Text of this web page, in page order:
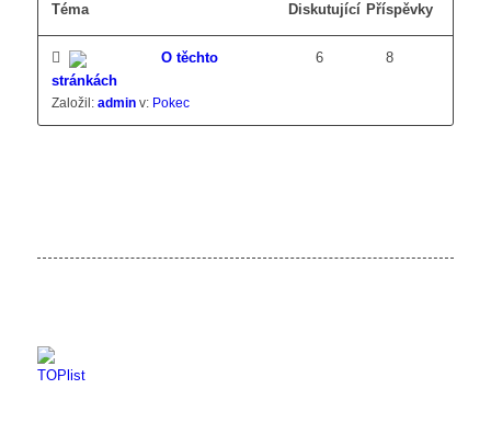
Téma Diskutující Příspěvky
O těchto
stránkách
Založil: admin v: Pokec
6 8